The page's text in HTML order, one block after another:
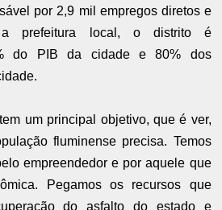
por 2,9 mil empregos diretos e
a prefeitura local, o distrito é
do PIB da cidade e 80% dos
um principal objetivo, que é ver,
fluminense precisa. Temos
empreendedor e por aquele que
Pegamos os recursos que
do asfalto do estado e